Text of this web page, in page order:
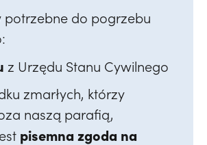
potrzebne do pogrzebu
z Urzędu Stanu Cywilnego
zmarłych, którzy
naszą parafią,
pisemna zgoda na